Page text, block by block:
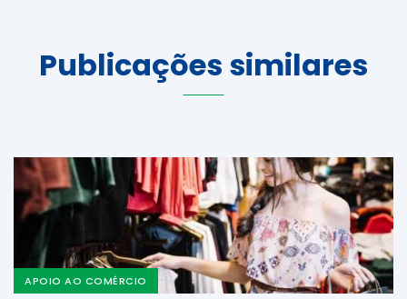
Publicações similares
APOIO AO COMÉRCIO